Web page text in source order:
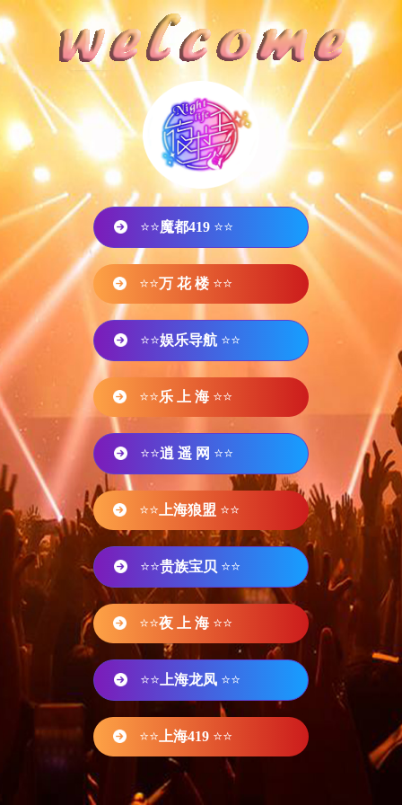
⭐⭐魔都419 ⭐⭐
⭐⭐万 花 楼 ⭐⭐
⭐⭐娱乐导航 ⭐⭐
⭐⭐乐 上 海 ⭐⭐
⭐⭐逍 遥 网 ⭐⭐
⭐⭐ 上海狼盟 ⭐⭐
⭐⭐贵族宝贝 ⭐⭐
⭐⭐夜 上 海 ⭐⭐
⭐⭐ 上海龙凤 ⭐⭐
⭐⭐ 上海419 ⭐⭐